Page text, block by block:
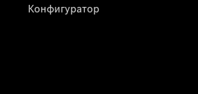
Конфигуратор